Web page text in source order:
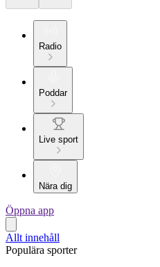
Radio
Poddar
Live sport
Nära dig
Öppna app
Allt innehåll
Populära sporter